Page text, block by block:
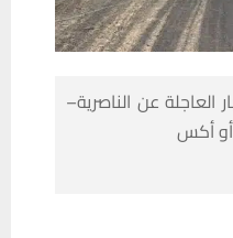
عن الناصرية–
أو أكس